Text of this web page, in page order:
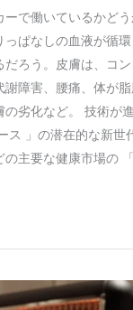
ーで働いているかど
っぱなしの血液が循
だろう。皮膚は、コ
謝障害、腰痛、体が
の劣化など。 技術が
ス 」の潜在的な新世
の主要な健康市場の